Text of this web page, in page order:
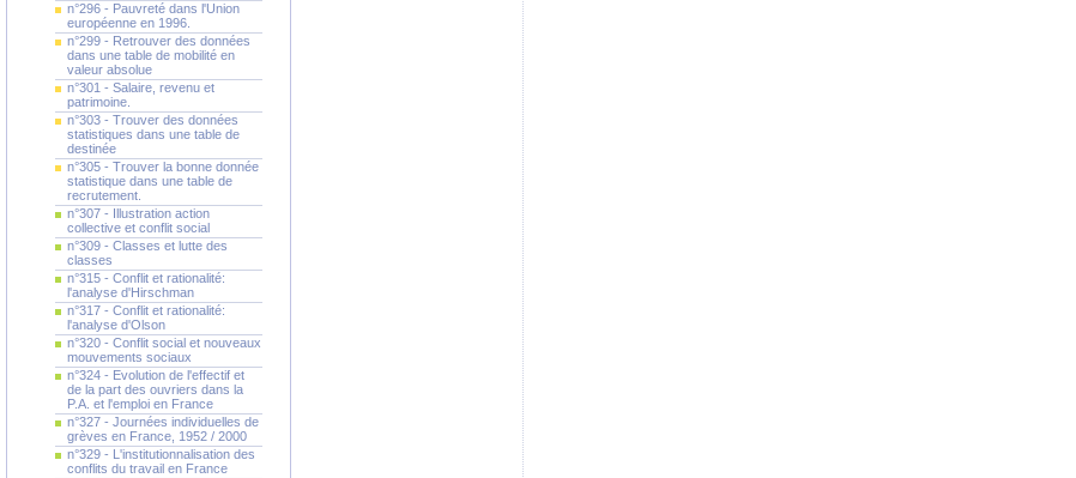
n°296 - Pauvreté dans l'Union
européenne en 1996.
n°299 - Retrouver des données
dans une table de mobilité en
valeur absolue
n°301 - Salaire, revenu et
patrimoine.
n°303 - Trouver des données
statistiques dans une table de
destinée
n°305 - Trouver la bonne donnée
statistique dans une table de
recrutement.
n°307 - Illustration action
collective et conflit social
n°309 - Classes et lutte des
classes
n°315 - Conflit et rationalité:
l'analyse d'Hirschman
n°317 - Conflit et rationalité:
l'analyse d'Olson
n°320 - Conflit social et nouveaux
mouvements sociaux
n°324 - Evolution de l'effectif et
de la part des ouvriers dans la
P.A. et l'emploi en France
n°327 - Journées individuelles de
grèves en France, 1952 / 2000
n°329 - L'institutionnalisation des
conflits du travail en France